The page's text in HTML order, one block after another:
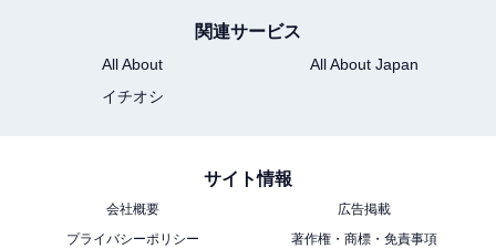
関連サービス
All About
All About Japan
イチオシ
サイト情報
会社概要
広告掲載
プライバシーポリシー
著作権・商標・免責事項